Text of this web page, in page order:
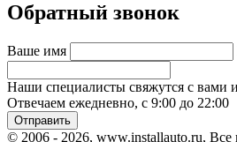
Обратный звонок
Ваше имя
Наши специалисты свяжутся с вами
Отвечаем ежедневно, с 9:00 до 22:00
Отправить
© 2006 - 2026, www.installauto.ru, Все